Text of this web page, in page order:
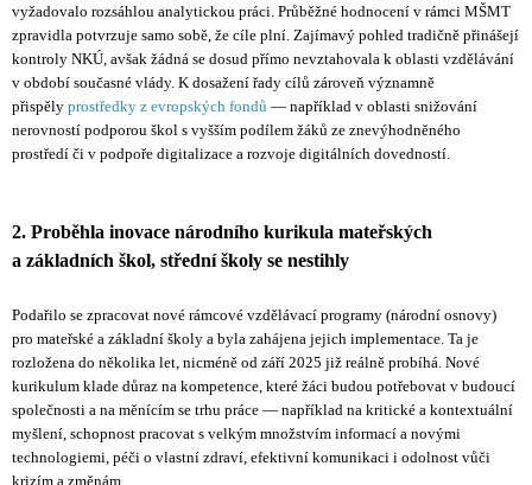
vyžadovalo rozsáhlou analytickou práci. Průběžné hodnocení v rámci MŠMT
zpravidla potvrzuje samo sobě, že cíle plní. Zajímavý pohled tradičně přinášejí
kontroly NKÚ, avšak žádná se dosud přímo nevztahovala k oblasti vzdělávání
v období současné vlády. K dosažení řady cílů zároveň významně
přispěly prostředky z evropských fondů — například v oblasti snižování
nerovností podporou škol s vyšším podílem žáků ze znevýhodněného
prostředí či v podpoře digitalizace a rozvoje digitálních dovedností.
2. Proběhla inovace národního kurikula mateřských
a základních škol, střední školy se nestihly
Podařilo se zpracovat nové rámcové vzdělávací programy (národní osnovy)
pro mateřské a základní školy a byla zahájena jejich implementace. Ta je
rozložena do několika let, nicméně od září 2025 již reálně probíhá. Nové
kurikulum klade důraz na kompetence, které žáci budou potřebovat v budoucí
společnosti a na měnícím se trhu práce — například na kritické a kontextuální
myšlení, schopnost pracovat s velkým množstvím informací a novými
technologiemi, péči o vlastní zdraví, efektivní komunikaci i odolnost vůči
krizím a změnám.